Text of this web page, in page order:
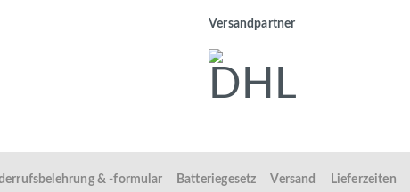
Versandpartner
& -formular Batteriegesetz Versand Lieferzeiten